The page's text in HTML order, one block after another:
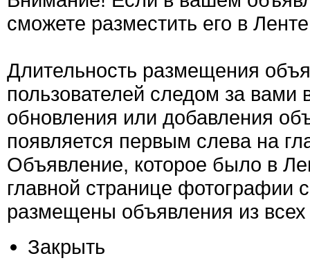
сможете разместить его в
Длительность размещения
пользователей следом за вами
обновления или добавления
появляется первым слева на
Объявление, которое было в
главной странице фотографии
размещены объявления из всех
Закрыть